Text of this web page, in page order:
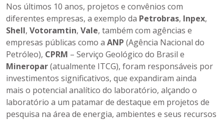
Nos últimos 10 anos, projetos e convênios com
diferentes empresas, a exemplo da Petrobras, Inpex,
Shell, Votoramtin, Vale, também com agências e
empresas públicas como a ANP (Agência Nacional do
Petróleo), CPRM – Serviço Geológico do Brasil e
Mineropar(atualmente ITCG), foram responsáveis por
investimentos significativos, que expandiram ainda
mais o potencial analítico do laboratório, alçando o
laboratório a um patamar de destaque em projetos de
pesquisa na área de energia, ambientes e seus recursos